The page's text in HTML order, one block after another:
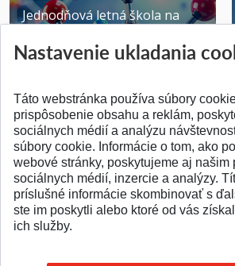
Jednodňová letná škola na
Pridané 28.07.2026
SPÄŤ NA VRCH
Nastavenie ukladania
Táto webstránka používa súbory
prispôsobenie obsahu a reklám,
sociálnych médií a analýzu
súbory cookie. Informácie o tom, ako
webové stránky, poskytujeme aj našim
sociálnych médií, inzercie a analýzy.
príslušné informácie skombinovať s
ste im poskytli alebo ktoré od vás
ich služby.